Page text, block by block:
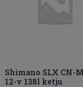
Shimano SLX CN-
12-v 138l ketju